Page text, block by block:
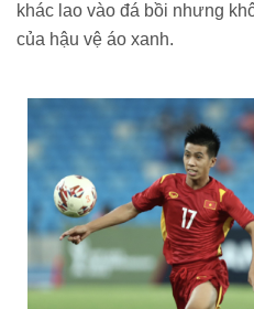
khác lao vào đá bồi nhưng
của hậu vệ áo xanh.